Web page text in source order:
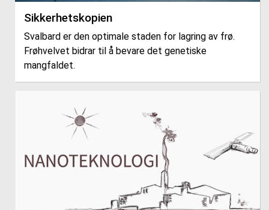
Sikkerhetskopien
Svalbard er den optimale staden for lagring av frø.
Frøhvelvet bidrar til å bevare det genetiske
mangfaldet.